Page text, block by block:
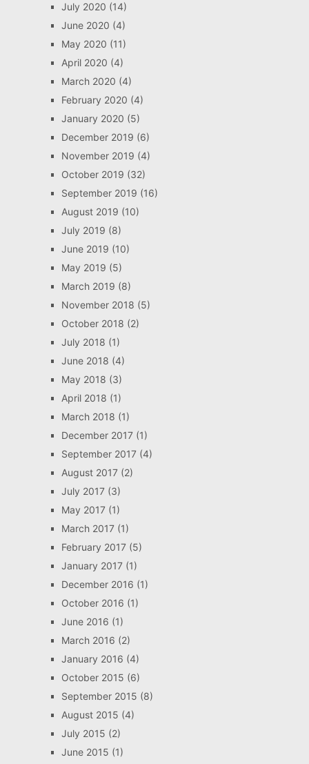
July 2020 (14)
June 2020 (4)
May 2020 (11)
April 2020 (4)
March 2020 (4)
February 2020 (4)
January 2020 (5)
December 2019 (6)
November 2019 (4)
October 2019 (32)
September 2019 (16)
August 2019 (10)
July 2019 (8)
June 2019 (10)
May 2019 (5)
March 2019 (8)
November 2018 (5)
October 2018 (2)
July 2018 (1)
June 2018 (4)
May 2018 (3)
April 2018 (1)
March 2018 (1)
December 2017(1)
September 2017(4)
August 2017(2)
July 2017(3)
May 2017(1)
March 2017(1)
February 2017(5)
January 2017(1)
December 2016 (1)
October 2016 (1)
June 2016 (1)
March 2016 (2)
January 2016 (4)
October 2015 (6)
September 2015 (8)
August 2015 (4)
July 2015 (2)
June 2015 (1)